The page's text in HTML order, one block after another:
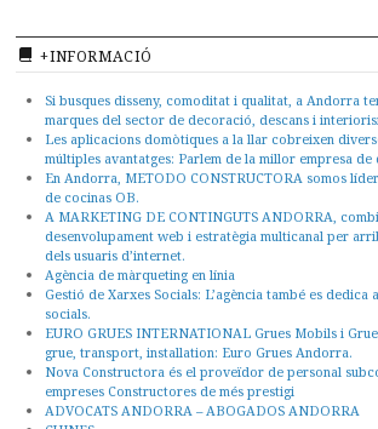
+INFORMACIÓ
Si busques disseny, comoditat i qualitat, a Andorra
marques del sector de decoració, descans i
Les aplicacions domòtiques a la llar cobreixen
múltiples avantatges: Parlem de la millor empresa de
En Andorra, METODO CONSTRUCTORA somos
de cocinas OB.
A MARKETING DE CONTINGUTS ANDORRA,
desenvolupament web i estratègia multicanal per
dels usuaris d’internet.
Agència de màrqueting en línia
Gestió de Xarxes Socials: L’agència també es dedica
socials.
EURO GRUES INTERNATIONAL Grues Mobils i
grue, transport, installation: Euro Grues Andorra.
Nova Constructora és el proveïdor de personal
empreses Constructores de més prestigi
ADVOCATS ANDORRA – ABOGADOS ANDORRA